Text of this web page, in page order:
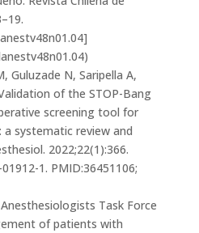
Guluzade N, Saripella A,
of the STOP-Bang
screening tool for
systematic review and
2022;22(1):366.
1. PMID:36451106;
Task Force
of patients with